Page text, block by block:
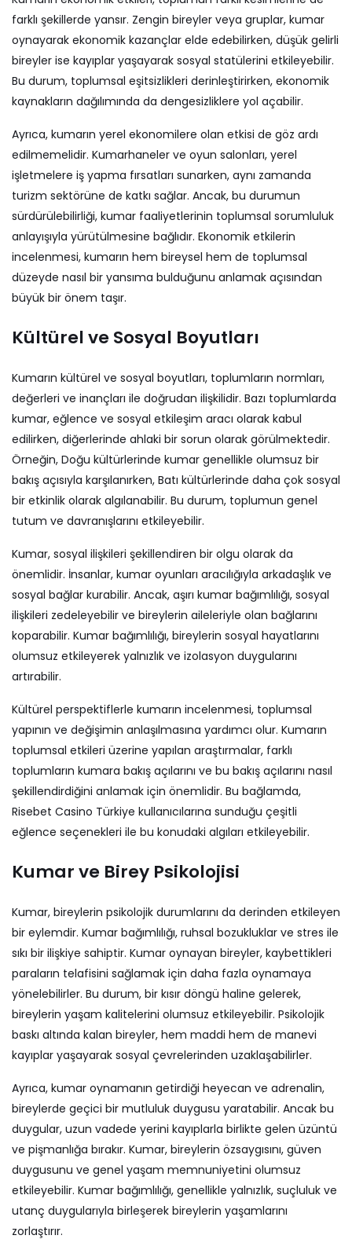
farklı şekillerde yansır. Zengin bireyler veya gruplar, kumar
oynayarak ekonomik kazançlar elde edebilirken, düşük gelirli
bireyler ise kayıplar yaşayarak sosyal statülerini etkileyebilir.
Bu durum, toplumsal eşitsizlikleri derinleştirirken, ekonomik
kaynakların dağılımında da dengesizliklere yol açabilir.
Ayrıca, kumarın yerel ekonomilere olan etkisi de göz ardı
edilmemelidir. Kumarhaneler ve oyun salonları, yerel
işletmelere iş yapma fırsatları sunarken, aynı zamanda
turizm sektörüne de katkı sağlar. Ancak, bu durumun
sürdürülebilirliği, kumar faaliyetlerinin toplumsal sorumluluk
anlayışıyla yürütülmesine bağlıdır. Ekonomik etkilerin
incelenmesi, kumarın hem bireysel hem de toplumsal
düzeyde nasıl bir yansıma bulduğunu anlamak açısından
büyük bir önem taşır.
Kültürel ve Sosyal Boyutları
Kumarın kültürel ve sosyal boyutları, toplumların normları,
değerleri ve inançları ile doğrudan ilişkilidir. Bazı toplumlarda
kumar, eğlence ve sosyal etkileşim aracı olarak kabul
edilirken, diğerlerinde ahlaki bir sorun olarak görülmektedir.
Örneğin, Doğu kültürlerinde kumar genellikle olumsuz bir
bakış açısıyla karşılanırken, Batı kültürlerinde daha çok sosyal
bir etkinlik olarak algılanabilir. Bu durum, toplumun genel
tutum ve davranışlarını etkileyebilir.
Kumar, sosyal ilişkileri şekillendiren bir olgu olarak da
önemlidir. İnsanlar, kumar oyunları aracılığıyla arkadaşlık ve
sosyal bağlar kurabilir. Ancak, aşırı kumar bağımlılığı, sosyal
ilişkileri zedeleyebilir ve bireylerin aileleriyle olan bağlarını
koparabilir. Kumar bağımlılığı, bireylerin sosyal hayatlarını
olumsuz etkileyerek yalnızlık ve izolasyon duygularını
artırabilir.
Kültürel perspektiflerle kumarın incelenmesi, toplumsal
yapının ve değişimin anlaşılmasına yardımcı olur. Kumarın
toplumsal etkileri üzerine yapılan araştırmalar, farklı
toplumların kumara bakış açılarını ve bu bakış açılarını nasıl
şekillendirdiğini anlamak için önemlidir. Bu bağlamda,
Risebet Casino Türkiye kullanıcılarına sunduğu çeşitli
eğlence seçenekleri ile bu konudaki algıları etkileyebilir.
Kumar ve Birey Psikolojisi
Kumar, bireylerin psikolojik durumlarını da derinden etkileyen
bir eylemdir. Kumar bağımlılığı, ruhsal bozukluklar ve stres ile
sıkı bir ilişkiye sahiptir. Kumar oynayan bireyler, kaybettikleri
paraların telafisini sağlamak için daha fazla oynamaya
yönelebilirler. Bu durum, bir kısır döngü haline gelerek,
bireylerin yaşam kalitelerini olumsuz etkileyebilir. Psikolojik
baskı altında kalan bireyler, hem maddi hem de manevi
kayıplar yaşayarak sosyal çevrelerinden uzaklaşabilirler.
Ayrıca, kumar oynamanın getirdiği heyecan ve adrenalin,
bireylerde geçici bir mutluluk duygusu yaratabilir. Ancak bu
duygular, uzun vadede yerini kayıplarla birlikte gelen üzüntü
ve pişmanlığa bırakır. Kumar, bireylerin özsaygısını, güven
duygusunu ve genel yaşam memnuniyetini olumsuz
etkileyebilir. Kumar bağımlılığı, genellikle yalnızlık, suçluluk ve
utanç duygularıyla birleşerek bireylerin yaşamlarını
zorlaştırır.